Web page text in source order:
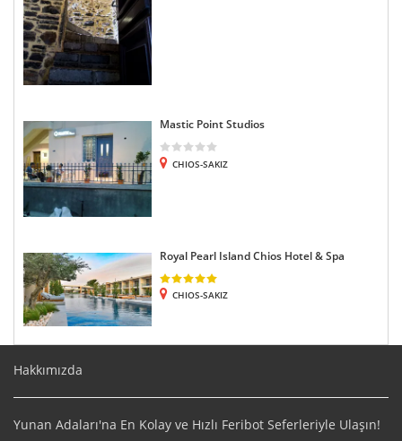
Mastic Point Studios
CHIOS-SAKIZ
Royal Pearl Island Chios Hotel & Spa
CHIOS-SAKIZ
Hakkımızda
Yunan Adaları'na En Kolay ve Hızlı Feribot Seferleriyle Ulaşın!